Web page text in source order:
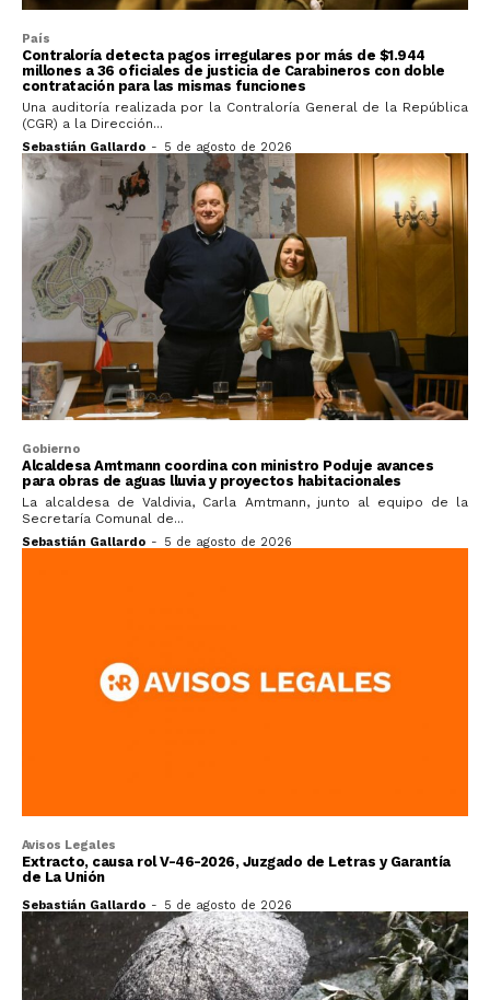
País
Contraloría detecta pagos irregulares por más de $1.944
millones a 36 oficiales de justicia de Carabineros con doble
contratación para las mismas funciones
Una auditoría realizada por la Contraloría General de la República
(CGR) a la Dirección...
Sebastián Gallardo - 5 de agosto de 2026
Gobierno
Alcaldesa Amtmann coordina con ministro Poduje avances
para obras de aguas lluvia y proyectos habitacionales
La alcaldesa de Valdivia, Carla Amtmann, junto al equipo de la
Secretaría Comunal de...
Sebastián Gallardo - 5 de agosto de 2026
Avisos Legales
Extracto, causa rol V-46-2026, Juzgado de Letras y Garantía
de La Unión
Sebastián Gallardo - 5 de agosto de 2026